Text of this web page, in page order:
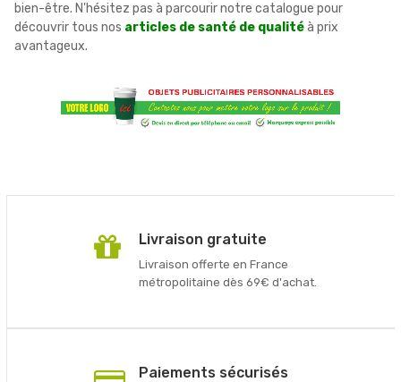
bien-être. N'hésitez pas à parcourir notre catalogue pour
découvrir tous nos articles de santé de qualitéà prix
avantageux.
Livraison gratuite
Livraison offerte en France
métropolitaine dès 69€ d'achat.
Paiements sécurisés